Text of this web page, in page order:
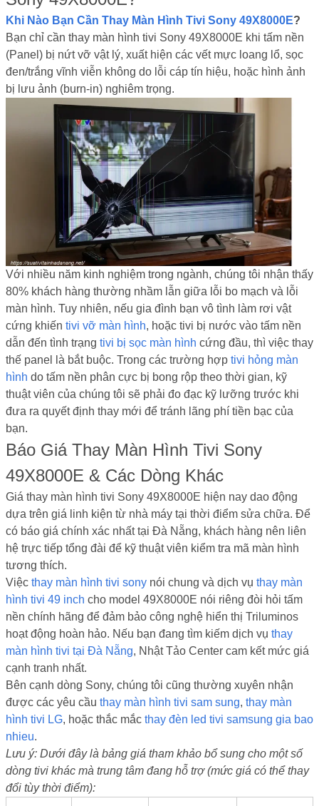
Khi Nào Bạn Cần Thay Màn Hình Tivi Sony 49X8000E?
Bạn chỉ cần thay màn hình tivi Sony 49X8000E khi tấm nền
(Panel) bị nứt vỡ vật lý, xuất hiện các vết mực loang lổ, sọc
đen/trắng vĩnh viễn không do lỗi cáp tín hiệu, hoặc hình ảnh
bị lưu ảnh (burn-in) nghiêm trọng.
Với nhiều năm kinh nghiệm trong ngành, chúng tôi nhận thấy
80% khách hàng thường nhầm lẫn giữa lỗi bo mạch và lỗi
màn hình. Tuy nhiên, nếu gia đình bạn vô tình làm rơi vật
cứng khiến tivi vỡ màn hình, hoặc tivi bị nước vào tấm nền
dẫn đến tình trạng tivi bị sọc màn hình cứng đầu, thì việc thay
thế panel là bắt buộc. Trong các trường hợp tivi hỏng màn
hình do tấm nền phân cực bị bong rộp theo thời gian, kỹ
thuật viên của chúng tôi sẽ phải đo đạc kỹ lưỡng trước khi
đưa ra quyết định thay mới để tránh lãng phí tiền bạc của
bạn.
Báo Giá Thay Màn Hình Tivi Sony
49X8000E & Các Dòng Khác
Giá thay màn hình tivi Sony 49X8000E hiện nay dao động
dựa trên giá linh kiện từ nhà máy tại thời điểm sửa chữa. Để
có báo giá chính xác nhất tại Đà Nẵng, khách hàng nên liên
hệ trực tiếp tổng đài để kỹ thuật viên kiểm tra mã màn hình
tương thích.
Việc thay màn hình tivi sony nói chung và dịch vụ thay màn
hình tivi 49 inch cho model 49X8000E nói riêng đòi hỏi tấm
nền chính hãng để đảm bảo công nghệ hiển thị Triluminos
hoạt động hoàn hảo. Nếu bạn đang tìm kiếm dịch vụ thay
màn hình tivi tại Đà Nẵng, Nhật Tảo Center cam kết mức giá
cạnh tranh nhất.
Bên cạnh dòng Sony, chúng tôi cũng thường xuyên nhận
được các yêu cầu thay màn hình tivi sam sung, thay màn
hình tivi LG, hoặc thắc mắc thay đèn led tivi samsung gia bao
nhieu.
Lưu ý: Dưới đây là bảng giá tham khảo bổ sung cho một số
dòng tivi khác mà trung tâm đang hỗ trợ (mức giá có thể thay
đổi tùy thời điểm):